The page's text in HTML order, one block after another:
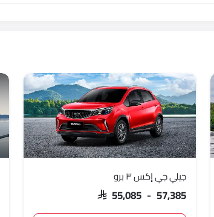
جيلي جي إكس ٣ برو
SAR 55,085 - 57,385